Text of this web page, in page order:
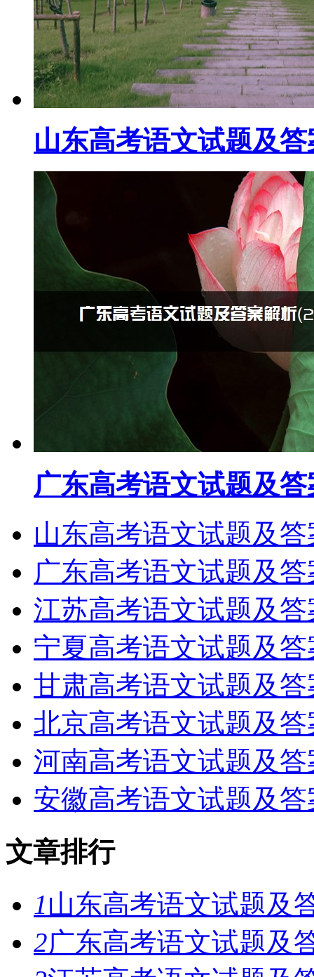
山东高考语文试题及
广东高考语文试题及
山东高考语文试题及
广东高考语文试题及
江苏高考语文试题及
宁夏高考语文试题及
甘肃高考语文试题及
北京高考语文试题及
河南高考语文试题及
安徽高考语文试题及
文章排行
1山东高考语文试题及
2广东高考语文试题及